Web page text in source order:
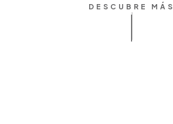
DESCUBRE MÁS